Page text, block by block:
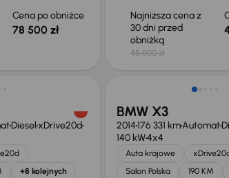
Cena po obniżce
78 500 zł
Najniższa cena z
30 dni przed
obniżką
45 000 zł
Diesel xDrive20d
+8 kolejnych
BMW X3
2014176 331 kmAutomat
140 kW4x4
Auta krajowe
Salon Polska
190 KM